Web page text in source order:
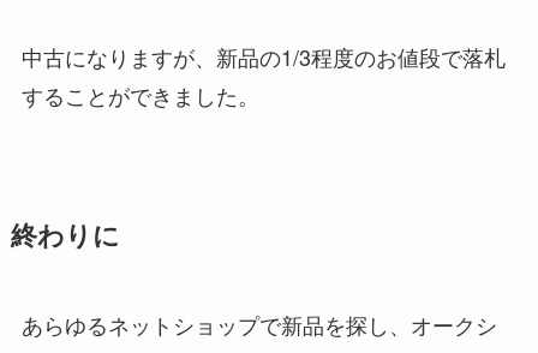
中古になりますが、新品の1/3程度のお値段で落札
することができました。
終わりに
あらゆるネットショップで新品を探し、オークシ